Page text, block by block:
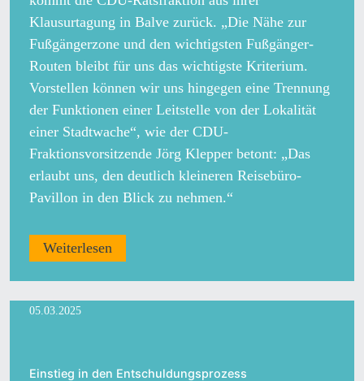
Klausurtagung in Balve zurück. „Die Nähe zur
Fußgängerzone und den wichtigsten Fußgänger-
Routen bleibt für uns das wichtigste Kriterium.
Vorstellen können wir uns hingegen eine Trennung
der Funktionen einer Leitstelle von der Lokalität
einer Stadtwache“, wie der CDU-
Fraktionsvorsitzende Jörg Klepper betont: „Das
erlaubt uns, den deutlich kleineren Reisebüro-
Pavillon in den Blick zu nehmen.“
Weiterlesen
05.03.2025
Einstieg in den Entschuldungsprozess